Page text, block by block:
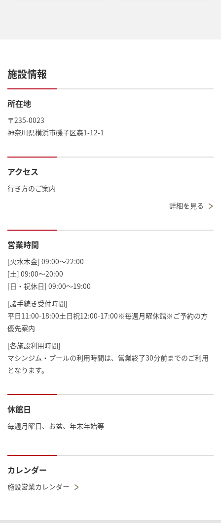
施設情報
所在地
〒235-0023
神奈川県横浜市磯子区森1-12-1
アクセス
行き方のご案内
詳細を見る
営業時間
[火水木金] 09:00～22:00
[土] 09:00～20:00
[日・祝休日] 09:00～19:00
[諸手続き受付時間]
平日11:00-18:00土日祝12:00-17:00※毎週月曜休館※ご予約の方
優先案内
[各施設利用時間]
マシンジム・プールの利用時間は、営業終了30分前までのご利用
となります。
休館日
毎週月曜日、お盆、年末年始等
カレンダー
施設営業カレンダー